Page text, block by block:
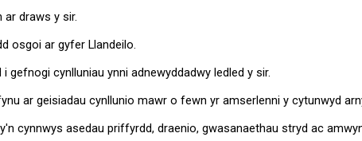
draws y sir.
osgoi ar gyfer Llandeilo.
gefnogi cynlluniau ynni adnewyddadwy ledled y sir.
ar geisiadau cynllunio mawr o fewn yr amserlenni y cytunwyd
cynnwys asedau priffyrdd, draenio, gwasanaethau stryd ac